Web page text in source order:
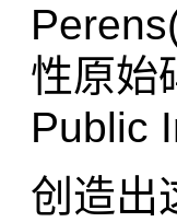
性原始
Public
创造出